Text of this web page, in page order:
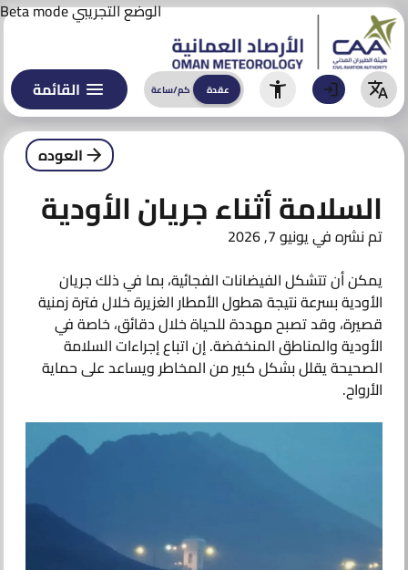
الوضع التجريبيBeta mode
عقدة كم/ساعة القائمة
النشرات الجوية
التحذيرات
التحذيرات
المناخ
الأنشطة والتوعية
الذكاء الاصطناعي
نماذج التوقعات
مبادراتنا في الذكاء الأصطناعي
تواصل معنا
عقدة كم/ساعة
العوده
السلامة أثناء جريان الأودية
تم نشره فييونيو 7, 2026
يمكن أن تتشكل الفيضانات الفجائية، بما في ذلك جريان
الأودية بسرعة نتيجة هطول الأمطار الغزيرة خلال فترة زمنية
قصيرة، وقد تصبح مهددة للحياة خلال دقائق، خاصة في
الأودية والمناطق المنخفضة. إن اتباع إجراءات السلامة
الصحيحة يقلل بشكل كبير من المخاطر ويساعد على حماية
الأرواح.